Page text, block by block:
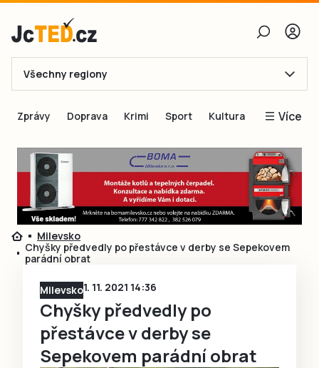
E-mail
Obnovit heslo
Přihlásit se
Všechny regiony
Zprávy Doprava Krimi Sport Kultura Více
Blogy
Inspirace
Čtenáři píší
Speciální přílohy
Milevsko
Chyšky předvedly po přestávce v derby se Sepekovem
parádní obrat
Milevsko1. 11. 2021 14:36
Chyšky předvedly po
přestávce v derby se
Sepekovem parádní obrat